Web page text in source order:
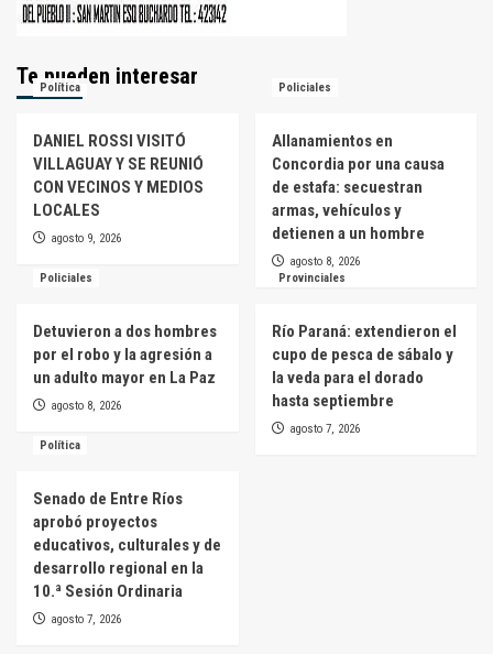
Te pueden interesar
Política
DANIEL ROSSI VISITÓ
VILLAGUAY Y SE REUNIÓ
CON VECINOS Y MEDIOS
LOCALES
agosto 9, 2026
Policiales
Allanamientos en
Concordia por una causa
de estafa: secuestran
armas, vehículos y
detienen a un hombre
agosto 8, 2026
Policiales
Detuvieron a dos hombres
por el robo y la agresión a
un adulto mayor en La Paz
agosto 8, 2026
Provinciales
Río Paraná: extendieron el
cupo de pesca de sábalo y
la veda para el dorado
hasta septiembre
agosto 7, 2026
Política
Senado de Entre Ríos
aprobó proyectos
educativos, culturales y de
desarrollo regional en la
10.ª Sesión Ordinaria
agosto 7, 2026